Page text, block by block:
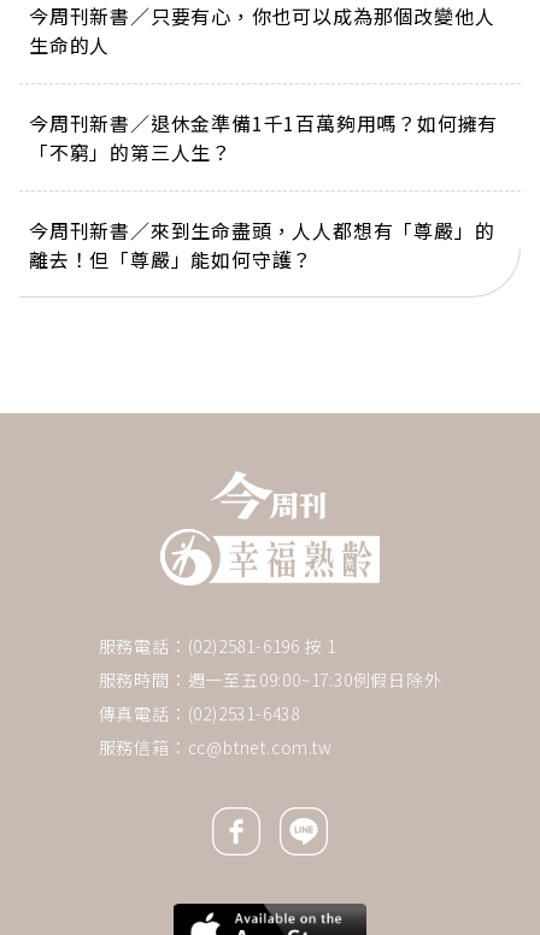
今周刊新書／只要有心，你也可以成為那個改變他人
生命的人
今周刊新書／退休金準備1千1百萬夠用嗎？如何擁有
「不窮」的第三人生？
今周刊新書／來到生命盡頭，人人都想有「尊嚴」的
離去！但「尊嚴」能如何守護？
服務電話：(02)2581-6196 按 1
服務時間：週一至五09:00~17:30例假日除外
傳真電話：(02)2531-6438
服務信箱： cc@btnet.com.tw
Facebook icon
Line icon